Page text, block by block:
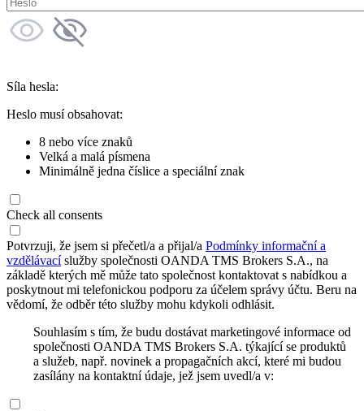
Síla hesla:
Heslo musí obsahovat:
8 nebo více znaků
Velká a malá písmena
Minimálně jedna číslice a speciální znak
Check all consents
Potvrzuji, že jsem si přečetl/a a přijal/a Podmínky informační a
vzdělávacíslužby společnosti OANDA TMS Brokers S.A., na
základě kterých mě může tato společnost kontaktovat s nabídkou a
poskytnout mi telefonickou podporu za účelem správy účtu. Beru na
vědomí, že odběr této služby mohu kdykoli odhlásit.
Souhlasím s tím, že budu dostávat marketingové informace od
společnosti OANDA TMS Brokers S.A. týkající se produktů
a služeb, např. novinek a propagačních akcí, které mi budou
zasílány na kontaktní údaje, jež jsem uvedl/a v: